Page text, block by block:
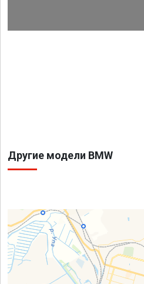
Другие модели BMW